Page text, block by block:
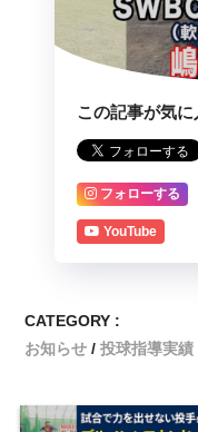
この記事が気
フォローする
YouTube
CATEGORY :
お知らせ
投球指導実績